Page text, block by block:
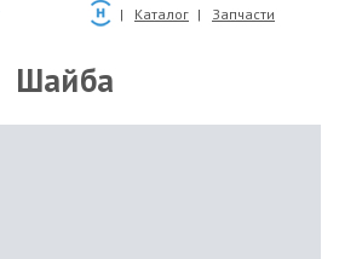
Каталог Запчасти
Шайба